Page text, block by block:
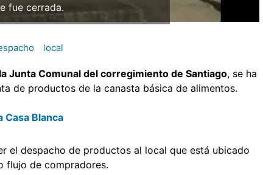
fue cerrada.
local
Junta Comunal del corregimiento de Santiago, se ha
de productos de la canasta básica de alimentos.
Blanca
el despacho de productos al local que está ubicado
flujo de compradores.